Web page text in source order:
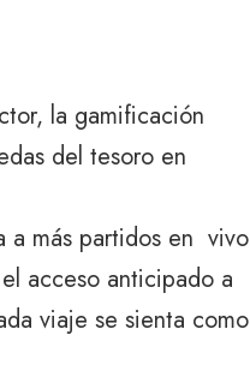
la gamificación
del tesoro en
a más partidos en vivo
acceso anticipado a
viaje se sienta como